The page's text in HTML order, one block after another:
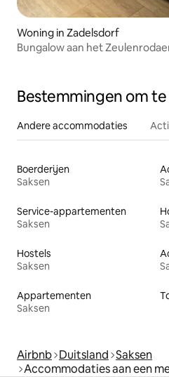
Woning in Zadelsdorf
Bungalow aan het
Bestemmingen om
Andere accommodaties
Boerderijen
Saksen
Service-appartementen
Saksen
Hostels
Saksen
Appartementen
Saksen
Airbnb Duitsland Saksen
Accommodaties aan een